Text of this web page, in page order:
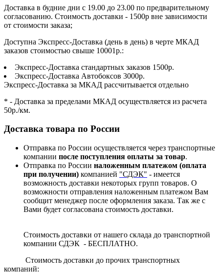
Доставка в будние дни с 19.00 до 23.00 по предварительному
согласованию. Стоимость доставки - 1500р вне зависимости
от стоимости заказа;
Доступна Экспресс-Доставка (день в день) в черте МКАД
заказов стоимостью свыше 10001р.:
Экспресс-Доставка стандартных заказов 1500р.
Экспресс-Доставка Автобоксов 3000р.
Экспресс-Доставка за МКАД рассчитывается отдельно
* - Доставка за пределами МКАД осуществляется из расчета
50р./км.
Доставка товара по России
Отправка по России осуществляется через транспортные
компании после поступления оплаты за товар.
Отправка по России наложенным платежом (оплата
при получении) компанией "СДЭК" - имеется
возможность доставки некоторых групп товаров. О
возможности отправления наложенным платежом Вам
сообщит менеджер после оформления заказа. Так же с
Вами будет согласована стоимость доставки.
Стоимость доставки от нашего склада до транспортной
компании СДЭК - БЕСПЛАТНО.
Стоимость доставки до прочих транспортных
компаний: